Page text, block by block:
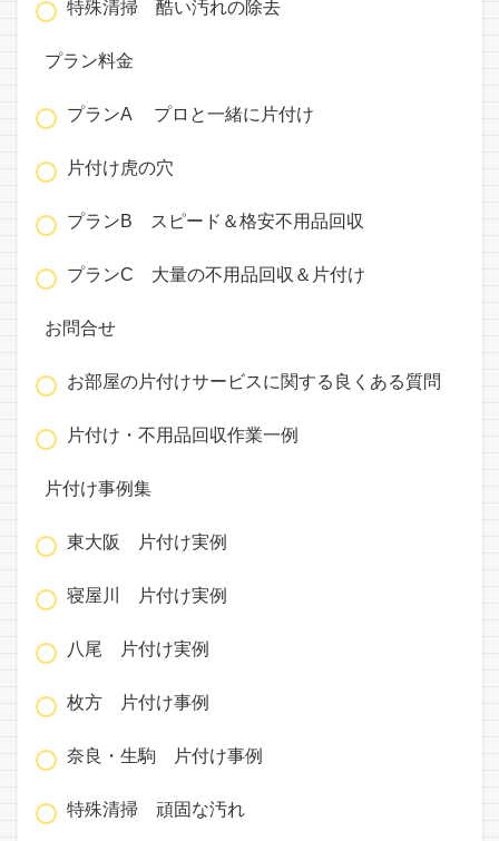
特殊清掃 酷い汚れの除去
プラン料金
プランA プロと一緒に片付け
片付け虎の穴
プランB スピード＆格安不用品回収
プランC 大量の不用品回収＆片付け
お問合せ
お部屋の片付けサービスに関する良くある質問
片付け・不用品回収作業一例
片付け事例集
東大阪 片付け実例
寝屋川 片付け実例
八尾 片付け実例
枚方 片付け事例
奈良・生駒 片付け事例
特殊清掃 頑固な汚れ